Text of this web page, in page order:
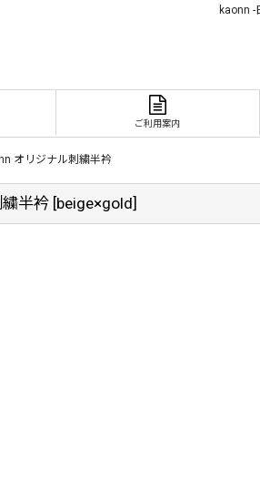
kaonn
ご利用案内
オリジナル刺繍半衿
半衿 [beige×gold]